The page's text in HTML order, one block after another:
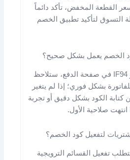
القطعة المخفض، تأكد دائماً
لتأكيد تطبيق الخصم
الخصم يعمل بشكل صحيح؟
بعد إدخال كود ديفاكتو IF94 في صفحة الدفع، ستلاحظ
بشكل فوري؛ إذا لم يتغير
كتابة الكود بشكل دقيق أو تجربة
صلاحية الأول.
لتفعيل كود الخصم؟
تفعيل القسائم الترويجية